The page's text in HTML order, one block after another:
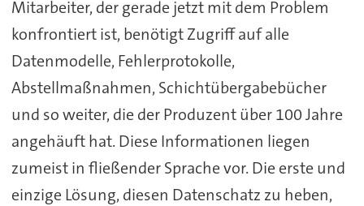
Mitarbeiter, der gerade jetzt mit dem Problem
konfrontiert ist, benötigt Zugriff auf alle
Datenmodelle, Fehlerprotokolle,
Abstellmaßnahmen, Schichtübergabebücher
und so weiter, die der Produzent über 100 Jahre
angehäuft hat. Diese Informationen liegen
zumeist in fließender Sprache vor. Die erste und
einzige Lösung, diesen Datenschatz zu heben,